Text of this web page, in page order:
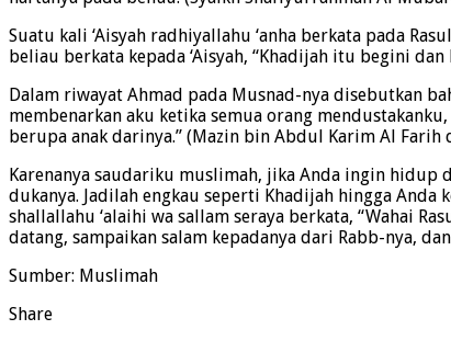
Suatu kali ‘Aisyah radhiyallahu ‘anha berkata pada
beliau berkata kepada ‘Aisyah, “Khadijah itu begini dan
Dalam riwayat Ahmad pada Musnad-nya disebutkan
membenarkan aku ketika semua orang
berupa anak darinya.” (Mazin bin Abdul Karim Al
Karenanya saudariku muslimah, jika Anda ingin hidup
dukanya. Jadilah engkau seperti Khadijah hingga
shallallahu ‘alaihi wa sallam seraya berkata, “Wahai
datang, sampaikan salam kepadanya dari Rabb-nya,
Sumber: Muslimah
Share